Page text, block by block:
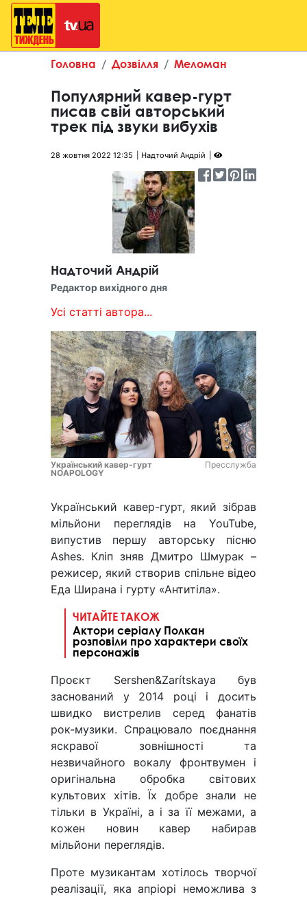
Головна Дозвілля Меломан
Популярний кавер-гурт
писав свій авторський
трек під звуки вибухів
28 жовтня 2022 12:35 Надточий Андрій
Надточий Андрій
Редактор вихідного дня
Усі статті автора...
Український кавер-гурт
NOAPOLOGY
Пресслужба
Український кавер-гурт, який зібрав
мільйони переглядів на YouTube,
випустив першу авторську пісню
Ashes. Кліп зняв Дмитро Шмурак –
режисер, який створив спільне відео
Еда Ширана і гурту «Антитіла».
ЧИТАЙТЕ ТАКОЖ
Актори серіалу Полкан
розповіли про характери своїх
персонажів
Проєкт Sershen&Zarítskaya був
заснований у 2014 році і досить
швидко вистрелив серед фанатів
рок-музики. Спрацювало поєднання
яскравої зовнішності та
незвичайного вокалу фронтвумен і
оригінальна обробка світових
культових хітів. Їх добре знали не
тільки в Україні, а і за її межами, а
кожен новин кавер набирав
мільйони переглядів.
Проте музикантам хотілось творчої
реалізації, яка апріорі неможлива з